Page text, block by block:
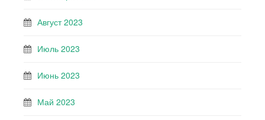
Август 2023
Июль 2023
Июнь 2023
Май 2023